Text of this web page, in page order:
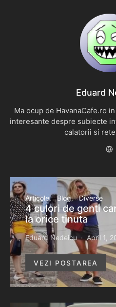
Eduard
Ma ocup de HavanaCafe.ro
interesante despre subiecte
calatorii si
Articole Blog Diverse
4 culori de genti
la orice tinuta
Eduard Nedelcu April 1,
VEZI POSTAREA